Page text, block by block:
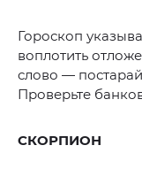
Гороскоп
воплотить
слово —
Проверьте
СКОРПИОН